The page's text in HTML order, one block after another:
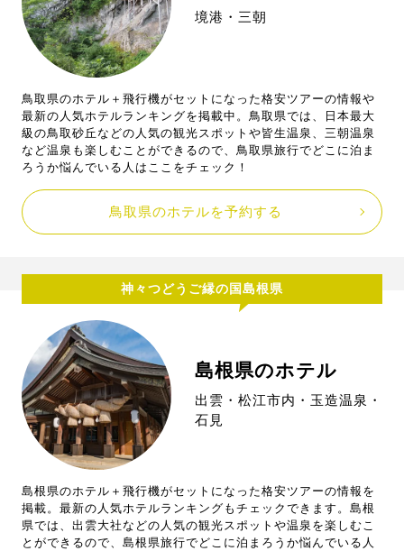
境港・三朝
鳥取県のホテル＋飛行機がセットになった格安ツアーの情報や
最新の人気ホテルランキングを掲載中。鳥取県では、日本最大
級の鳥取砂丘などの人気の観光スポットや皆生温泉、三朝温泉
など温泉も楽しむことができるので、鳥取県旅行でどこに泊ま
ろうか悩んでいる人はここをチェック！
鳥取県のホテルを予約する
神々つどうご縁の国島根県
島根県のホテル
出雲・松江市内・玉造温泉・
石見
島根県のホテル＋飛行機がセットになった格安ツアーの情報を
掲載。最新の人気ホテルランキングもチェックできます。島根
県では、出雲大社などの人気の観光スポットや温泉を楽しむこ
とができるので、島根県旅行でどこに泊まろうか悩んでいる人